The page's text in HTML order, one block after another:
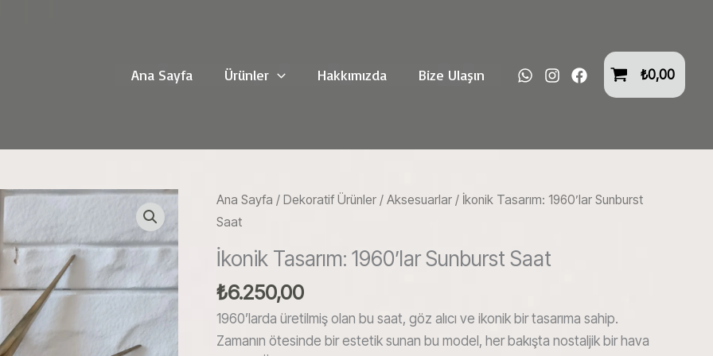
Ana Sayfa Ürünler Hakkımızda Bize Ulaşın ₺0,00
Ana Sayfa /Dekoratif Ürünler /Aksesuarlar / İkonik Tasarım: 1960’lar Sunburst
Saat
İkonik Tasarım: 1960’lar Sunburst Saat
₺6.250,00
1960’larda üretilmiş olan bu saat, göz alıcı ve ikonik bir tasarıma sahip.
Zamanın ötesinde bir estetik sunan bu model, her bakışta nostaljik bir hava